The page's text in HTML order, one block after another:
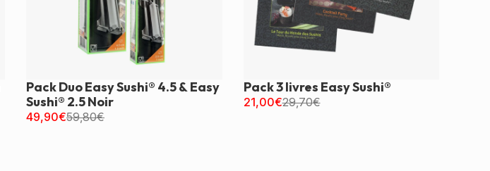
Pack Duo Easy Sushi® 4.5 & Easy
Sushi® 2.5 Noir
49,90€59,80€
Pack 3 livres Easy Sushi®
21,00€29,70€